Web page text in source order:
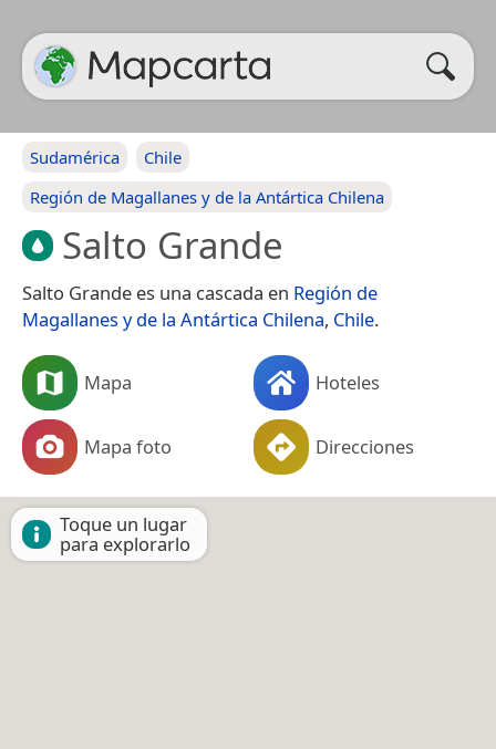
Sudamérica
Chile
Región de Magallanes y de la Antártica Chilena
Salto Grande
Salto Grande es una cascada en Región de
Magallanes y de la Antártica Chilena, Chile.
Mapa Hoteles
Mapa foto Direcciones
Toque un lugar
para explorarlo